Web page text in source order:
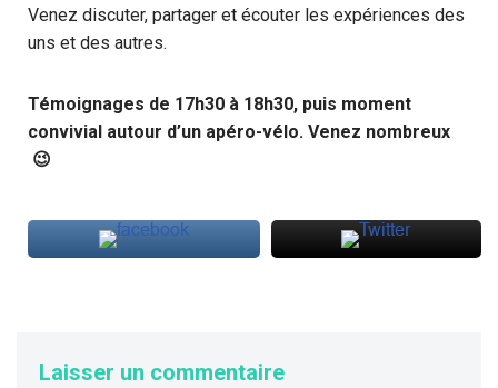
Venez discuter, partager et écouter les expériences des
uns et des autres.
Témoignages de 17h30 à 18h30, puis moment
convivial autour d’un apéro-vélo. Venez nombreux
😉
Laisser un commentaire